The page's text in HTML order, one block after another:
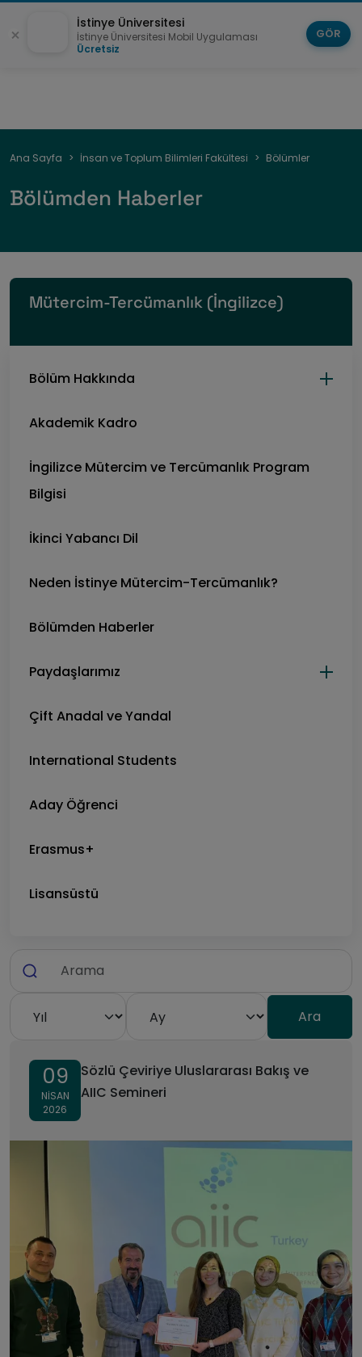
Sayfa
Ana Sayfa İnsan ve Toplum Bilimleri Fakültesi Bölümler
Bölümden Haberler
09
NISAN
2026
Sözlü Çeviriye Uluslararası Bakış ve
AIIC Semineri
Mütercim-Tercümanlık (İngilizce)
Bölüm Hakkında
Akademik Kadro
İngilizce Mütercim ve Tercümanlık Program
Bilgisi
İkinci Yabancı Dil
Neden İstinye Mütercim-Tercümanlık?
Bölümden Haberler
Paydaşlarımız
Çift Anadal ve Yandal
International Students
Aday Öğrenci
Erasmus+
Lisansüstü
İstinye Üniversitesi
İstinye Üniversitesi Mobil Uygulaması
Ücretsiz
GÖR